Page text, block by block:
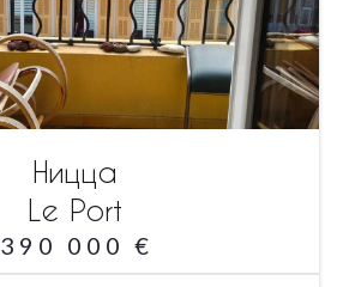
Ницца
Le Port
390 000 €